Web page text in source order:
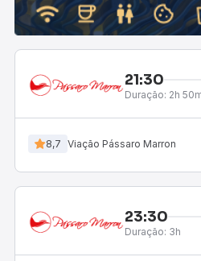
21:30
Duração: 2h
8,7 Viação Pássaro Marron
23:30
Duração: 3h